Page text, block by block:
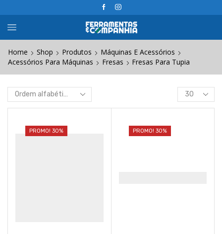
Home Shop Produtos
Máquinas E Acessórios
Acessórios Para Máquinas
Fresas Fresas Para Tupia
Products
per
PROMO! 30% PROMO! 30%